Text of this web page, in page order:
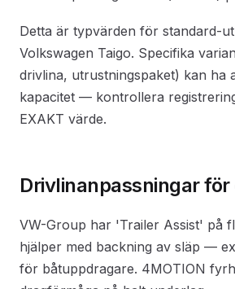
Detta är typvärden för standard-
Volkswagen Taigo. Specifika
drivlina, utrustningspaket) kan ha
kapacitet — kontrollera
EXAKT värde.
Drivlinanpassningar
VW-Group har 'Trailer Assist' på
hjälper med backning av släp —
för båtuppdragare. 4MOTION